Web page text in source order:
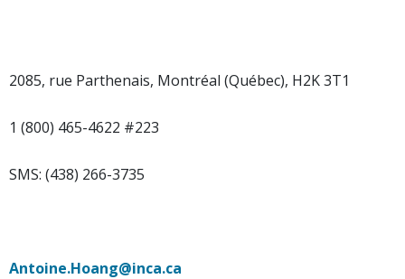
2085, rue Parthenais, Montréal (Québec), H2K 3T1
1 (800) 465-4622 #223
SMS: (438) 266-3735
Antoine.Hoang@inca.ca